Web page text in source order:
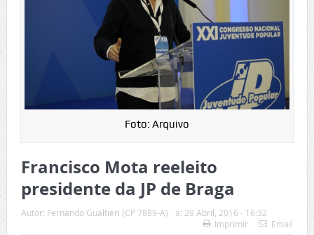
Foto: Arquivo
Francisco Mota reeleito
presidente da JP de Braga
Autor: Fernando Gualtieri (CP 7889-A) a: 29 Abril, 2016 - 16:32
Imprimir
Email